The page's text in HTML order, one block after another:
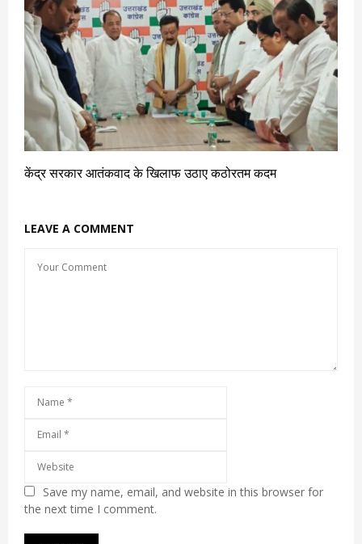
केंद्र सरकार आतंकवाद के खिलाफ उठाए कठोरतम कदम
LEAVE A COMMENT
Save my name, email, and website in this browser for
the next time I comment.